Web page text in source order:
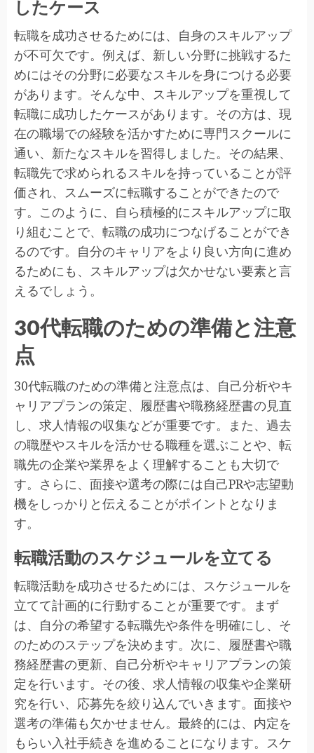
したケース
転職を成功させるためには、自身のスキルアップ
が不可欠です。例えば、新しい分野に挑戦するた
めにはその分野に必要なスキルを身につける必要
があります。そんな中、スキルアップを重視して
転職に成功したケースがあります。その方は、現
在の職場での経験を活かすために専門スクールに
通い、新たなスキルを習得しました。その結果、
転職先で求められるスキルを持っていることが評
価され、スムーズに転職することができたので
す。このように、自ら積極的にスキルアップに取
り組むことで、転職の成功につなげることができ
るのです。自分のキャリアをより良い方向に進め
るためにも、スキルアップは欠かせない要素と言
えるでしょう。
30代転職のための準備と注意
点
30代転職のための準備と注意点は、自己分析やキ
ャリアプランの策定、履歴書や職務経歴書の見直
し、求人情報の収集などが重要です。また、過去
の職歴やスキルを活かせる職種を選ぶことや、転
職先の企業や業界をよく理解することも大切で
す。さらに、面接や選考の際には自己PRや志望動
機をしっかりと伝えることがポイントとなりま
す。
転職活動のスケジュールを立てる
転職活動を成功させるためには、スケジュールを
立てて計画的に行動することが重要です。まず
は、自分の希望する転職先や条件を明確にし、そ
のためのステップを決めます。次に、履歴書や職
務経歴書の更新、自己分析やキャリアプランの策
定を行います。その後、求人情報の収集や企業研
究を行い、応募先を絞り込んでいきます。面接や
選考の準備も欠かせません。最終的には、内定を
もらい入社手続きを進めることになります。スケ